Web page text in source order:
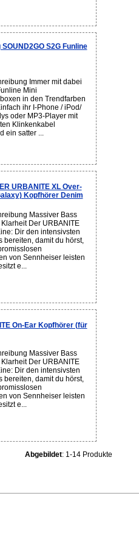
S2G Funline
Immer mit dabei
Mini
in den Trendfarben
ihr I-Phone / iPod/
oder MP3-Player mit
Klinkenkabel
ein satter ...
URBANITE XL Over-
Kopfhörer Denim
Massiver Bass
Der URBANITE
Dir den intensivsten
bereiten, damit du hörst,
von Sennheiser leisten
e...
On-Ear Kopfhörer (für
Massiver Bass
Der URBANITE
Dir den intensivsten
bereiten, damit du hörst,
von Sennheiser leisten
e...
Abgebildet: 1-14 Produkte